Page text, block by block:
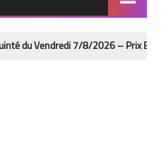
7/8/2026 – Prix Bruno